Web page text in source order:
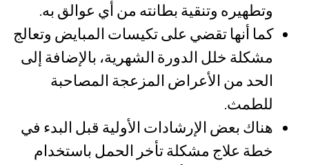
وتطهيره وتنقية بطانته من أي عوالق به.
كما أنها تقضي على تكيسات المبايض وتعالج
مشكلة خلل الدورة الشهرية، بالإضافة إلى
الحد من الأعراض المزعجة المصاحبة
للطمث.
هناك بعض الإرشادات الأولية قبل البدء في
خطة علاج مشكلة تأخر الحمل باستخدام